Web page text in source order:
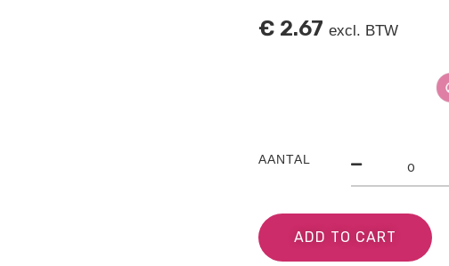
€ 2.67 excl. BTW
AANTAL
ADD TO CART